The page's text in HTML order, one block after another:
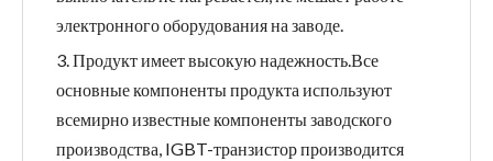
электронного оборудования на заводе.
3. Продукт имеет высокую надежность.Все
основные компоненты продукта используют
всемирно известные компоненты заводского
производства, IGBT-транзистор производится